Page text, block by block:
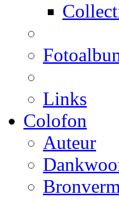
Links
Colofon
Auteur